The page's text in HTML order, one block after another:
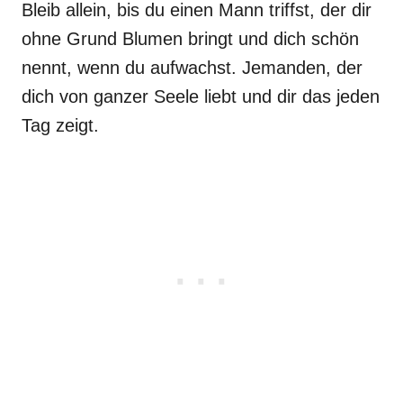
Bleib allein, bis du einen Mann triffst, der dir
ohne Grund Blumen bringt und dich schön
nennt, wenn du aufwachst. Jemanden, der
dich von ganzer Seele liebt und dir das jeden
Tag zeigt.